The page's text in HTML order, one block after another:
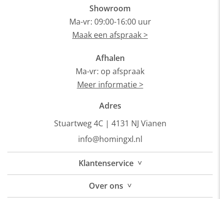
Showroom
Ma-vr: 09:00-16:00 uur
Maak een afspraak >
Afhalen
Ma-vr: op afspraak
Meer informatie >
Adres
Stuartweg 4C | 4131 NJ Vianen
info@homingxl.nl
Klantenservice ˅
Overons ˅